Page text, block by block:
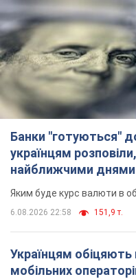
Банки "готуються"
українцям
найближчими днями
Яким буде курс валюти в
6.08.2026 22:58 151,9 т.
Українцям обіцяють
мобільних